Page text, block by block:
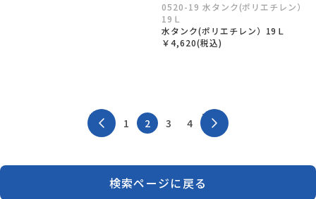
0520-19 水タンク(ポリエチレン）
19Ｌ
水タンク(ポリエチレン）19Ｌ
￥4,620(税込)
前へ 1 2 3 4 次へ
検索ページに戻る